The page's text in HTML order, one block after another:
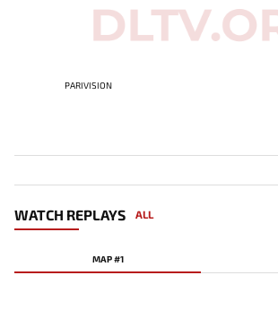
PARIVISION
WATCH REPLAYS ALL
MAP #1